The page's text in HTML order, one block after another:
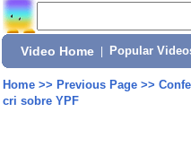
Video Home Popular
Home>> Previous Page>>
cri sobre YPF